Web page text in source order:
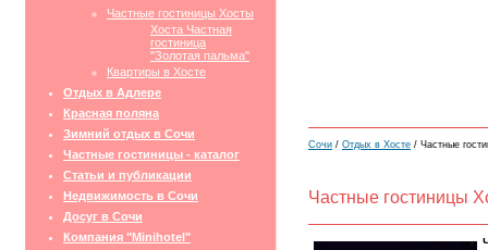
Частные гостиницы Хосты
Хоста Частная
гостиница
"Золотая пальма"
Квартиры в Хосте
Отдых в Адлере
Красная поляна
Зимний отдых в Сочи
Частные гостиницы - каталог
Статьи и публикации
Недвижимость в Сочи
Досуг в Сочи
Компания "Minihotel"
Сочи / Отдых в Хосте / Частные
Частные гостиницы